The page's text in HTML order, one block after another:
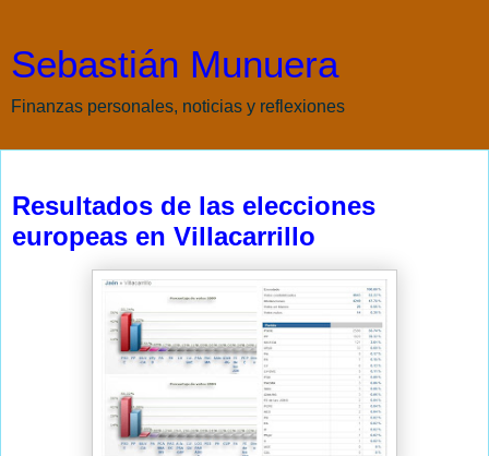
Sebastián Munuera
Finanzas personales, noticias y reflexiones
Resultados de las elecciones
europeas en Villacarrillo